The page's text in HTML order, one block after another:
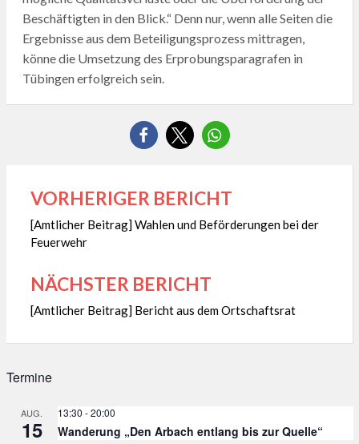
Beschäftigten in den Blick.“ Denn nur, wenn alle Seiten die
Ergebnisse aus dem Beteiligungsprozess mittragen,
könne die Umsetzung des Erprobungsparagrafen in
Tübingen erfolgreich sein.
Beitragsnavigation
VORHERIGER BERICHT
[Amtlicher Beitrag] Wahlen und Beförderungen bei der
Feuerwehr
NÄCHSTER BERICHT
[Amtlicher Beitrag] Bericht aus dem Ortschaftsrat
Termine
AUG.
15
13:30 -20:00
Wanderung „Den Arbach entlang bis zur Quelle“